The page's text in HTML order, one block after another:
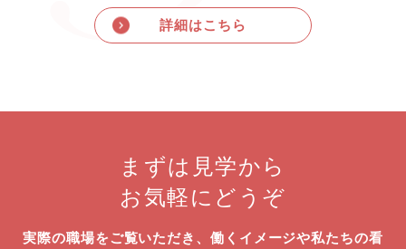
詳細はこちら
まずは見学から
お気軽にどうぞ
実際の職場をご覧いただき、働くイメージや私たちの看